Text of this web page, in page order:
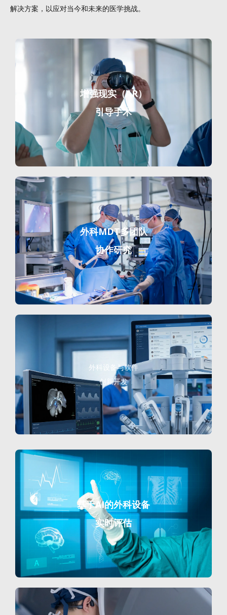
解决方案，以应对当今和未来的医学挑战。
增强现实（AR）
引导手术
外科MDT多团队
协作研究
外科设备与软件
创新开发
基于AI的外科设备
实时评估